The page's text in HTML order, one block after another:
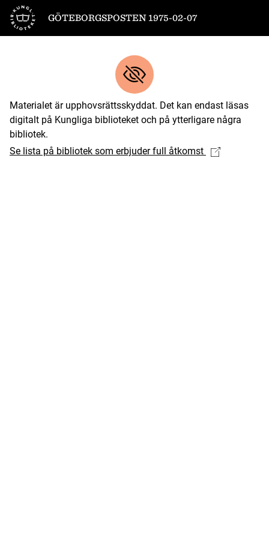
Till startsidan
GÖTEBORGSPOSTEN 1975-02-07
Materialet är upphovsrättsskyddat. Det kan endast läsas
digitalt på Kungliga biblioteket och på ytterligare några
bibliotek.
Se lista på bibliotek som erbjuder full åtkomst